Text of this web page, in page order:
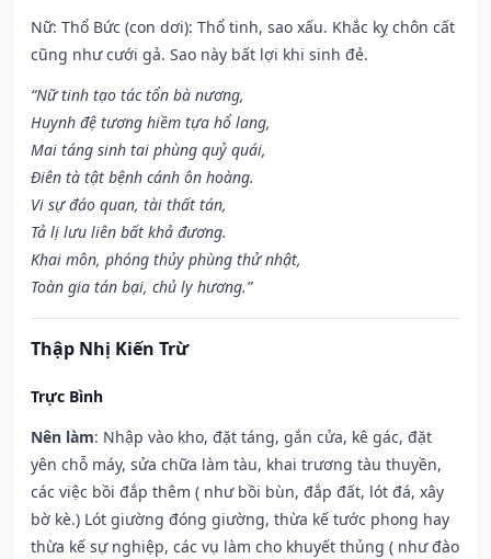
Nữ: Thổ Bức (con dơi): Thổ tinh, sao xấu. Khắc kỵ chôn cất
cũng như cưới gả. Sao này bất lợi khi sinh đẻ.
“Nữ tinh tạo tác tổn bà nương,
Huynh đệ tương hiềm tựa hổ lang,
Mai táng sinh tai phùng quỷ quái,
Điên tà tật bệnh cánh ôn hoàng.
Vi sự đáo quan, tài thất tán,
Tả lị lưu liên bất khả đương.
Khai môn, phóng thủy phùng thử nhật,
Toàn gia tán bại, chủ ly hương.”
Thập Nhị Kiến Trừ
Trực Bình
Nên làm: Nhập vào kho, đặt táng, gắn cửa, kê gác, đặt
yên chỗ máy, sửa chữa làm tàu, khai trương tàu thuyền,
các việc bồi đắp thêm ( như bồi bùn, đắp đất, lót đá, xây
bờ kè.) Lót giường đóng giường, thừa kế tước phong hay
thừa kế sự nghiệp, các vụ làm cho khuyết thủng ( như đào